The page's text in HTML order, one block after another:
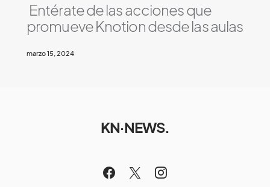
Entérate de las acciones que
promueve Knotion desde las aulas
marzo 15, 2024
KN·NEWS.